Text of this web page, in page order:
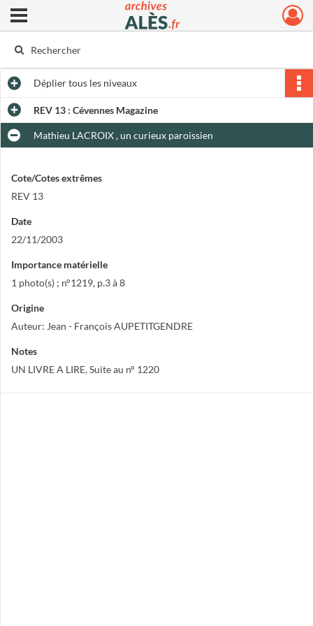
Archives municipales d'Alès
Ouvrir le menu déroulant
Dépliertous les niveaux
REV 13 : Cévennes Magazine
Mathieu LACROIX , un curieux paroissien
Cote/Cotes extrêmes
REV 13
Date
22/11/2003
Importance matérielle
1 photo(s) ; n°1219, p.3 à 8
Origine
Auteur: Jean - François AUPETITGENDRE
Notes
UN LIVRE A LIRE, Suite au n° 1220